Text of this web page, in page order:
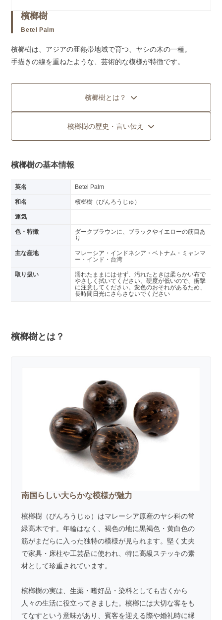
檳榔樹
Betel Palm
檳榔樹は、アジアの亜熱帯地域で育つ、ヤシの木の一種。
手描きの線を重ねたような、芸術的な模様が特徴です。
檳榔樹とは？
檳榔樹の歴史・言い伝え
檳榔樹の基本情報
英名 Betel Palm
和名 檳榔樹（びんろうじゅ）
運気
色・特徴
ダークブラウンに、ブラックやイエローの筋目あ
り
主な産地
マレーシア・インドネシア・ベトナム・ミャンマ
ー・インド・台湾
取り扱い
濡れたままにはせず、汚れたときは柔らかい布で
やさしく拭いてください。硬度が低いので、衝撃
に注意してください。変色のおそれがあるため、
長時間日光にさらさないでください
檳榔樹とは？
南国らしい大らかな模様が魅力
檳榔樹（びんろうじゅ）はマレーシア原産のヤシ科の常
緑高木です。年輪はなく、褐色の地に黒褐色・黄白色の
筋がまだらに入った独特の模様が見られます。堅く丈夫
で家具・床柱や工芸品に使われ、特に高級ステッキの素
材として珍重されています。
檳榔樹の実は、生薬・嗜好品・染料としても古くから
人々の生活に役立ってきました。檳榔には大切な客をも
てなすという意味があり、賓客を迎える際や婚礼時に縁